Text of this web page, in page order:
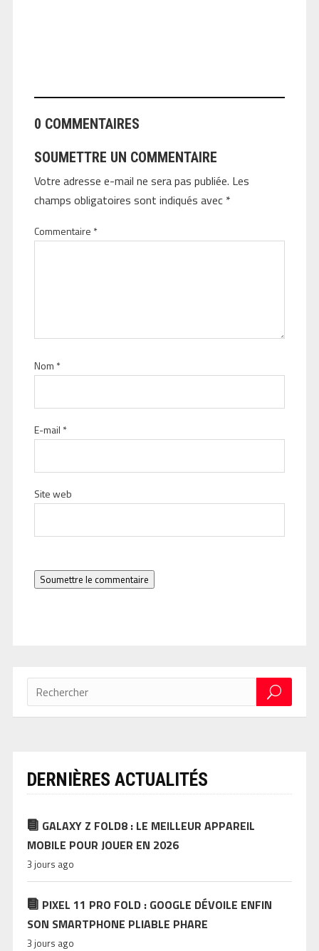
0 COMMENTAIRES
SOUMETTRE UN COMMENTAIRE
Votre adresse e-mail ne sera pas publiée. Les
champs obligatoires sont indiqués avec *
Commentaire *
Nom *
E-mail *
Site web
Soumettre le commentaire
DERNIÈRES ACTUALITÉS
GALAXY Z FOLD8 : LE MEILLEUR APPAREIL
MOBILE POUR JOUER EN 2026
3 jours ago
PIXEL 11 PRO FOLD : GOOGLE DÉVOILE ENFIN
SON SMARTPHONE PLIABLE PHARE
3 jours ago